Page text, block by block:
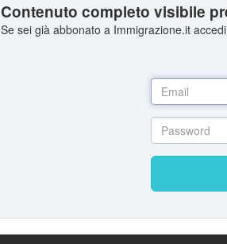
Contenuto completo visibile
Se sei già abbonato a Immigrazione.it